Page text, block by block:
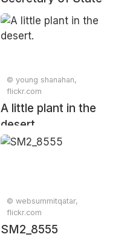
Peter Kyle meets
with Eng. Omar Al
Qatar Research,
Development and
Innovation Council
(QRDI).
© young shanahan,
flickr.com
A little plant in the
desert.
© websummitqatar,
flickr.com
SM2_8555